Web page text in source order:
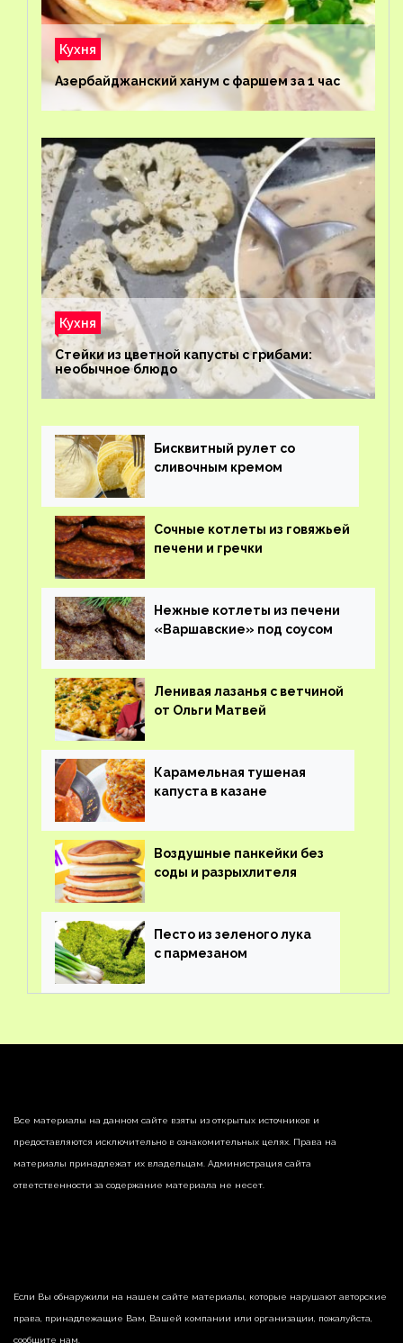
Кухня
Азербайджанский ханум с фаршем за 1 час
Кухня
Стейки из цветной капусты с грибами:
необычное блюдо
Бисквитный рулет со
сливочным кремом
Сочные котлеты из говяжьей
печени и гречки
Нежные котлеты из печени
«Варшавские» под соусом
Ленивая лазанья с ветчиной
от Ольги Матвей
Карамельная тушеная
капуста в казане
Воздушные панкейки без
соды и разрыхлителя
Песто из зеленого лука
с пармезаном
Все материалы на данном сайте взяты из открытых источников и
предоставляются исключительно в ознакомительных целях. Права на
материалы принадлежат их владельцам. Администрация сайта
ответственности за содержание материала не несет.
Если Вы обнаружили на нашем сайте материалы, которые нарушают авторские
права, принадлежащие Вам, Вашей компании или организации, пожалуйста,
сообщите нам.